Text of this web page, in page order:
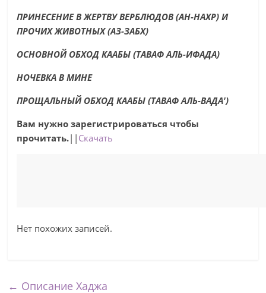
ПРИНЕСЕНИЕ В ЖЕРТВУ ВЕРБЛЮДОВ (АН-НАХР) И
ПРОЧИХ ЖИВОТНЫХ (АЗ-ЗАБХ)
ОСНОВНОЙ ОБХОД КААБЫ (ТАВАФ АЛЬ-ИФАДА)
НОЧЕВКА В МИНЕ
ПРОЩАЛЬНЫЙ ОБХОД КААБЫ (ТАВАФ АЛЬ-ВАДА')
Вам нужно зарегистрироваться чтобы
прочитать.|| Скачать
Нет похожих записей.
← Описание Хаджа